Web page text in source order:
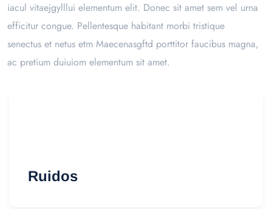
iacul vitaejgylllui elementum elit. Donec sit amet sem vel urna
efficitur congue. Pellentesque habitant morbi tristique
senectus et netus etm Maecenasgftd porttitor faucibus magna,
ac pretium duiuiom elementum sit amet.
Ruidos